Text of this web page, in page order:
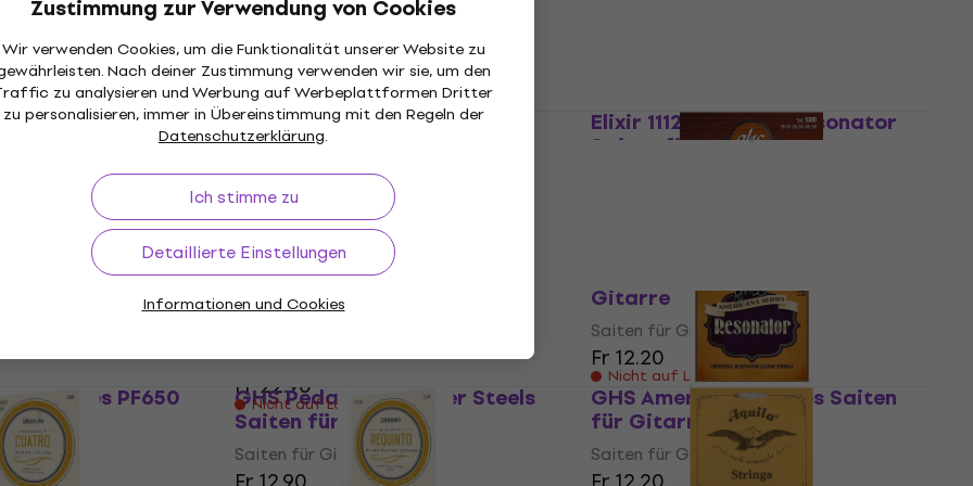
Zustimmung zur Verwendung von Cookies
Wir verwenden Cookies, um die Funktionalität unserer Website zu
Nach deiner Zustimmung verwenden wir sie, um den
zu analysieren und Werbung auf Werbeplattformen Dritter
zu personalisieren, immer in Übereinstimmung mit den Regeln der
Datenschutzerklärung.
Ich stimme zu
Detaillierte Einstellungen
Informationen und Cookies
CodeMUZMUZ-25
Auf Lager
Strings 15-34
(Wie neu)
D'Addario NYXL1270PS Saiten
für Gitarre (Wie neu)
Saiten für Gitarre
Fr 24.30Fr 35.74
Auf Lager
Elixir 11125 Polyweb Resonator
Saiten für Gitarre
Balalaika 3
Mengenrabatt
D'Addario XSAPB1656 Saiten
Saiten für Gitarre
Fr 22.90
Nicht auf Lager
Gitarre
Saiten für Gitarre
Fr 12.20
Nicht auf Lager
Series PF650 GHS Pedal Steel Super Steels
Saiten für Gitarre
Saiten für Gitarre
GHS Americana Series Saiten
für Gitarre
Saiten für Gitarre